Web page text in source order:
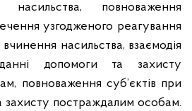
насильства, повноваження
узгодженого реагування
насильства, взаємодія
допомоги та захисту
повноваження суб’єктів при
захисту постраждалим особам.